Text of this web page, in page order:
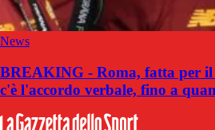
News
BREAKING - Roma, fatta per
c'è l'accordo verbale, fino a